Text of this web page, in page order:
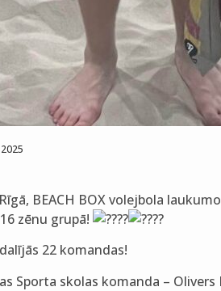
BEACH BOX volejbola
zēnu grupā!
22 komandas!
Sporta skolas komanda –